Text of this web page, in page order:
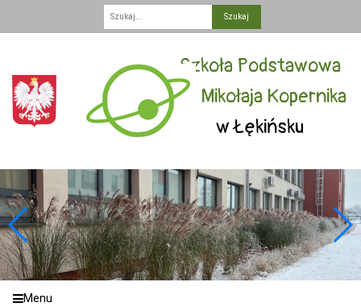
Szkoła Podstawowa
im. Mikołaja Kopernika
w Łękińsku
Menu